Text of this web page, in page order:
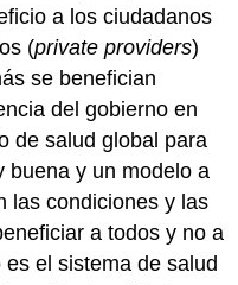
a los ciudadanos
(private providers)
se benefician
del gobierno en
de salud global para
buena y un modelo a
las condiciones y las
a todos y no a
el sistema de salud